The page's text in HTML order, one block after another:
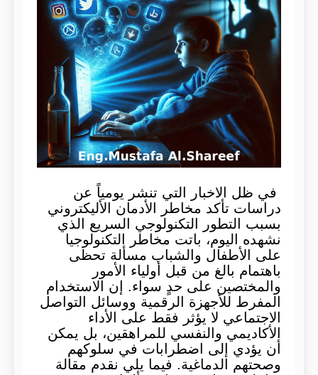
في ظل الاخبار التي تنشر يومياً عن
دراسات تأكد مخاطر الأدمان الأليكتروني
بسبب التطور التكنولوجي السريع الذي
نشهده اليوم، باتت مخاطر التكنولوجيا
على الأطفال والشباب مسألة تحظى
باهتمام بالغ من قبل أولياء الأمور
والمختصين على حدٍ سواء. إن الاستخدام
المفرط للأجهزة الرقمية ووسائل التواصل
الاجتماعي لا يؤثر فقط على الأداء
الأكاديمي والنفسي للمراهقين، بل يمكن
أن يؤدي إلى اضطرابات في سلوكهم
وصحتهم الدماغية. فيما يلي نقدم مقالة